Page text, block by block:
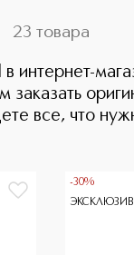
23 товара
в интернет-
все, что
-30%
ЭКСКЛЮЗИВ